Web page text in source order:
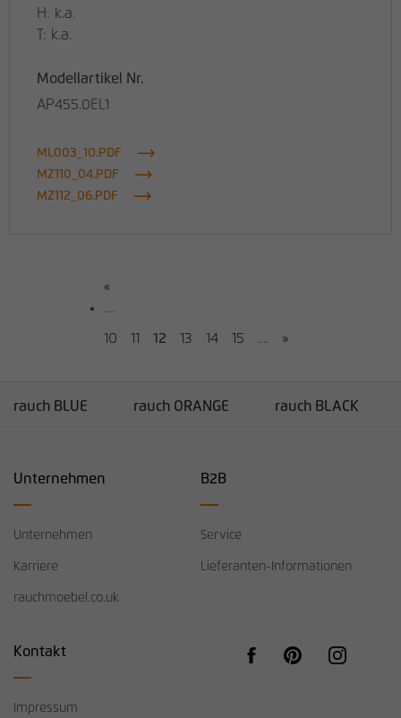
H: k.a.
T: k.a.
Modellartikel Nr.
AP455.0EL1
ML003_10.PDF
MZ110_04.PDF
MZ112_06.PDF
«
....
10 11 12 13 14 15 .... »
rauch BLUE rauch ORANGE rauch BLACK
Unternehmen
Unternehmen
Karriere
rauchmoebel.co.uk
B2B
Service
Lieferanten-Informationen
Kontakt
Impressum